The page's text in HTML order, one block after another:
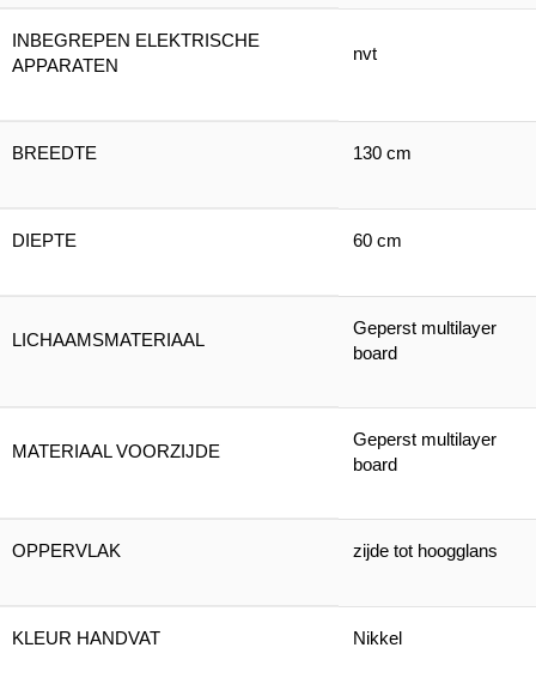
INBEGREPEN ELEKTRISCHE
APPARATEN
nvt
BREEDTE 130 cm
DIEPTE 60 cm
LICHAAMSMATERIAAL
Geperst multilayer
board
MATERIAAL VOORZIJDE
Geperst multilayer
board
OPPERVLAK zijde tot hoogglans
KLEUR HANDVAT Nikkel